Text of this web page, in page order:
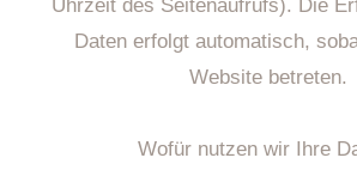
Uhrzeit des Seitenaufrufs). Die
Daten erfolgt automatisch,
Website betreten.
Wofür nutzen wir Ihre